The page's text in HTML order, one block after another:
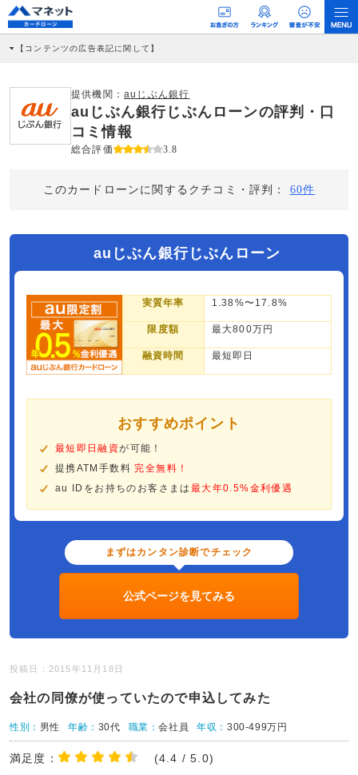
【コンテンツの広告表記に関して】
社に対して企業から紹介報酬が支払われるという収益モデルです。 ただし、特定の
商品を根拠なくPRするものではなく、当編集部の調査／ユーザーへの口コミ収集な
どに基づき、公平性を担保した情報提供を行っています。
>提携企業一覧
提供機関： auじぶん銀行
auじぶん銀行じぶんローンの評判・口
コミ情報
総合評価 3.8
このカードローンに関するクチコミ・評判： 60件
auじぶん銀行じぶんローン
実質年率 1.38%〜17.8%
限度額 最大800万円
融資時間 最短即日
おすすめポイント
最短即日融資が可能！
提携ATM手数料完全無料！
au IDをお持ちのお客さまは 最大年0.5%金利優遇
まずはカンタン診断でチェック
公式ページを見てみる
投稿日：2015年11月18日
会社の同僚が使っていたので申込してみた
性別： 男性 年齢： 30代 職業：会社員 年収：300-499万円
満足度： (4.4 / 5.0)